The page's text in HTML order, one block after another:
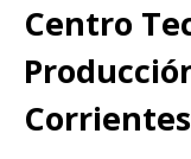
Centro
Corrientes